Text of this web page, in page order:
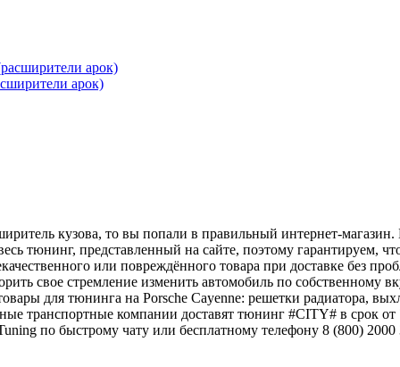
арок)
кузова, то вы попали в правильный интернет-
тюнинг, представленный на сайте, поэтому гарантируем,
или повреждённого товара при доставке без
свое стремление изменить автомобиль по собственному
для тюнинга на Porsche Cayenne: решетки радиатора,
транспортные компании доставят тюнинг #CITY# в срок
по быстрому чату или бесплатному телефону 8 (800) 2000